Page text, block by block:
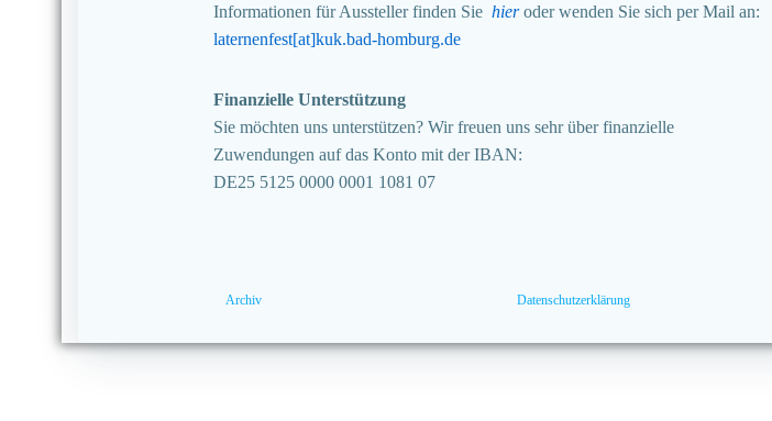
Informationen für Aussteller finden Sie hieroder wenden Sie sich per Mail an:
laternenfest[at]kuk.bad-homburg.de
Finanzielle Unterstützung
Sie möchten uns unterstützen? Wir freuen uns sehr über finanzielle
Zuwendungen auf das Konto mit der IBAN:
DE25 5125 0000 0001 1081 07
Archiv Datenschutzerklärung